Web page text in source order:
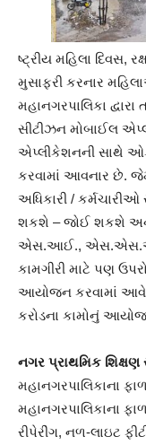
ષ્ટ્રીય મહિલા દિવસ,
મુસાફરી કરનાર
મહાનગરપાલિકા
સીટીઝન મોબાઈલ
એપ્લીકેશનની સાથે
કરવામાં આવનાર છે.
અધિકારી /
શકશે – જોઈ શકશે અને
એસ.આઈ., એસ.એસ.આઈ.
કામગીરી માટે પણ
આયોજન કરવામાં
કરોડના કામોનું
નગર પ્રાથમિક
મહાનગરપાલિકાના
મહાનગરપાલિકાના
રીપેરીંગ, નળ-લાઇટ